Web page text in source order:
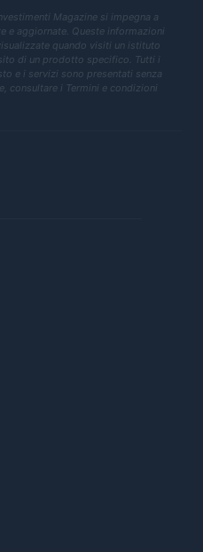
Magazine si impegna a
e aggiornate. Queste informazioni
quando visiti un istituto
di un prodotto specifico. Tutti i
e i servizi sono presentati senza
consultare i Termini e condizioni